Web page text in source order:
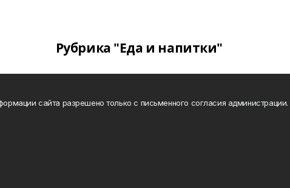
Рубрика "Еда и напитки"
сайта разрешено только с письменного согласия администрации.